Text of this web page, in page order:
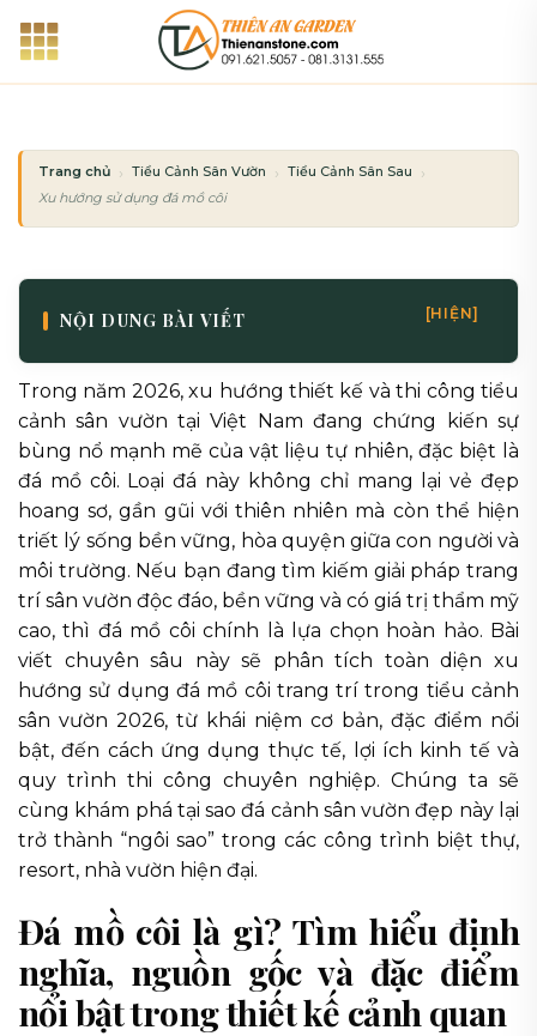
qua
Trang chủ Tiểu Cảnh Sân Vườn
Tiểu Cảnh Sân Sau
Xu hướng sử dụng đá mồ côi trang trí trong tiểu cảnh sân vườn 2026
NỘI DUNG BÀI VIẾT [HIỆN]
Trong năm 2026, xu hướng thiết kế và thi công tiểu
cảnh sân vườn tại Việt Nam đang chứng kiến sự
bùng nổ mạnh mẽ của vật liệu tự nhiên, đặc biệt là
đá mồ côi. Loại đá này không chỉ mang lại vẻ đẹp
hoang sơ, gần gũi với thiên nhiên mà còn thể hiện
triết lý sống bền vững, hòa quyện giữa con người và
môi trường. Nếu bạn đang tìm kiếm giải pháp trang
trí sân vườn độc đáo, bền vững và có giá trị thẩm mỹ
cao, thì đá mồ côi chính là lựa chọn hoàn hảo. Bài
viết chuyên sâu này sẽ phân tích toàn diện xu
hướng sử dụng đá mồ côi trang trí trong tiểu cảnh
sân vườn 2026, từ khái niệm cơ bản, đặc điểm nổi
bật, đến cách ứng dụng thực tế, lợi ích kinh tế và
quy trình thi công chuyên nghiệp. Chúng ta sẽ
cùng khám phá tại sao đá cảnh sân vườn đẹp này lại
trở thành “ngôi sao” trong các công trình biệt thự,
resort, nhà vườn hiện đại.
Đá mồ côi là gì? Tìm hiểu định
nghĩa, nguồn gốc và đặc điểm
nổi bật trong thiết kế cảnh quan